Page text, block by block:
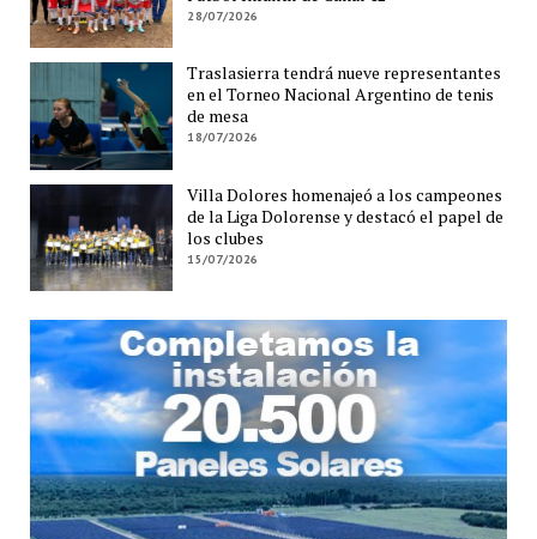
28/07/2026
Traslasierra tendrá nueve representantes
en el Torneo Nacional Argentino de tenis
de mesa
18/07/2026
Villa Dolores homenajeó a los campeones
de la Liga Dolorense y destacó el papel de
los clubes
15/07/2026